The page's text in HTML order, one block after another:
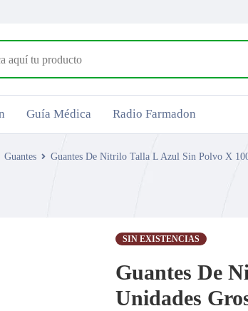
Guía Médica Radio Farmadon
Guantes Guantes De Nitrilo Talla L Azul Sin Polvo X
SIN EXISTENCIAS
Guantes De
Unidades